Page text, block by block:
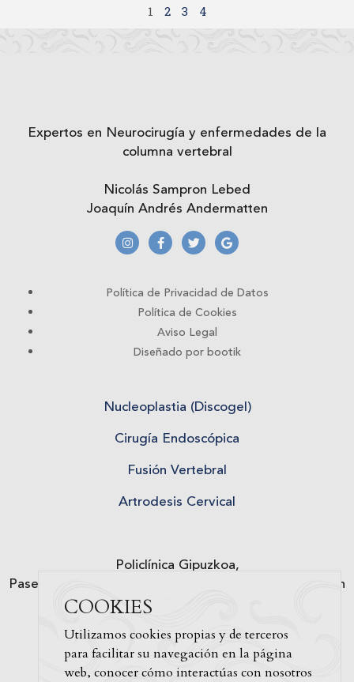
COOKIES
Utilizamos cookies propias y de terceros
para facilitar su navegación en la página
web, conocer cómo interactúas con nosotros
1 2 3 4
Expertos en Neurocirugía y enfermedades de la
columna vertebral
Nicolás Sampron Lebed
Joaquín Andrés Andermatten
Política de Privacidad de Datos
Política de Cookies
Aviso Legal
Diseñado por bootik
Nucleoplastia (Discogel)
Cirugía Endoscópica
Fusión Vertebral
Artrodesis Cervical
Policlínica Gipuzkoa,
Paseo de Miramón, 174, 20014 Donostia-San Sebastián
Tfno. 943 50 20 49
secretaria@sampronandermatten.com